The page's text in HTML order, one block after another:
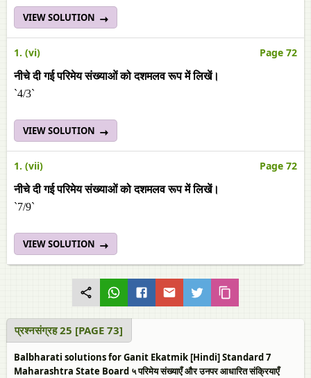
VIEW SOLUTION
1. (vi) Page 72
नीचे दी गई परिमेय संख्याओं को दशमलव रूप में लिखें।
`4/3`
VIEW SOLUTION
1. (vii) Page 72
नीचे दी गई परिमेय संख्याओं को दशमलव रूप में लिखें।
`7/9`
VIEW SOLUTION
प्रश्नसंग्रह 25 [PAGE 73]
Balbharati solutions for Ganit Ekatmik [Hindi] Standard 7
Maharashtra State Board ५ परिमेय संख्याएँ और उनपर आधारित संक्रियाएँ